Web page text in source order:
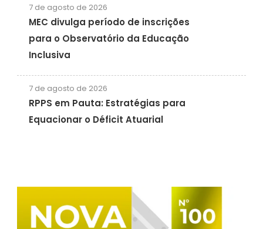
7 de agosto de 2026
MEC divulga período de inscrições
para o Observatório da Educação
Inclusiva
7 de agosto de 2026
RPPS em Pauta: Estratégias para
Equacionar o Déficit Atuarial